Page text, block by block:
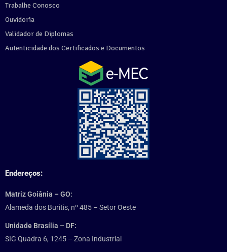
Trabalhe Conosco
Ouvidoria
Validador de Diplomas
Autenticidade dos Certificados e Documentos
Endereços:
Matriz Goiânia – GO:
Alameda dos Buritis, nº 485 – Setor Oeste
Unidade Brasília – DF:
SIG Quadra 6, 1245 – Zona Industrial